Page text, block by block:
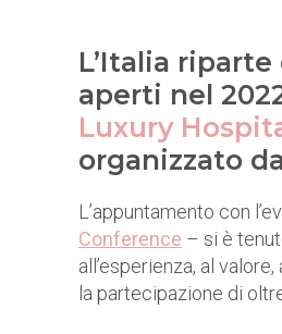
L’Italia
aperti nel
Luxury
organizzato
L’appuntamento con
Conference – si è
all’esperienza, al
la partecipazione di